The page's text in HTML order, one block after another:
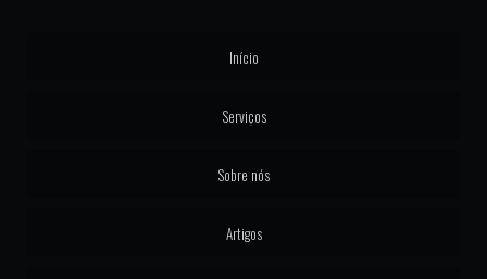
Início
Serviços
Sobre nós
Artigos